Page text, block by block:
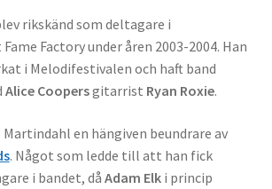
rikskänd som deltagare i
Factory under åren 2003-2004. Han
i Melodifestivalen och haft band
Alice Coopersgitarrist Ryan Roxie.
en hängiven beundrare av
. Något som ledde till att han fick
i bandet, då Adam Elki princip